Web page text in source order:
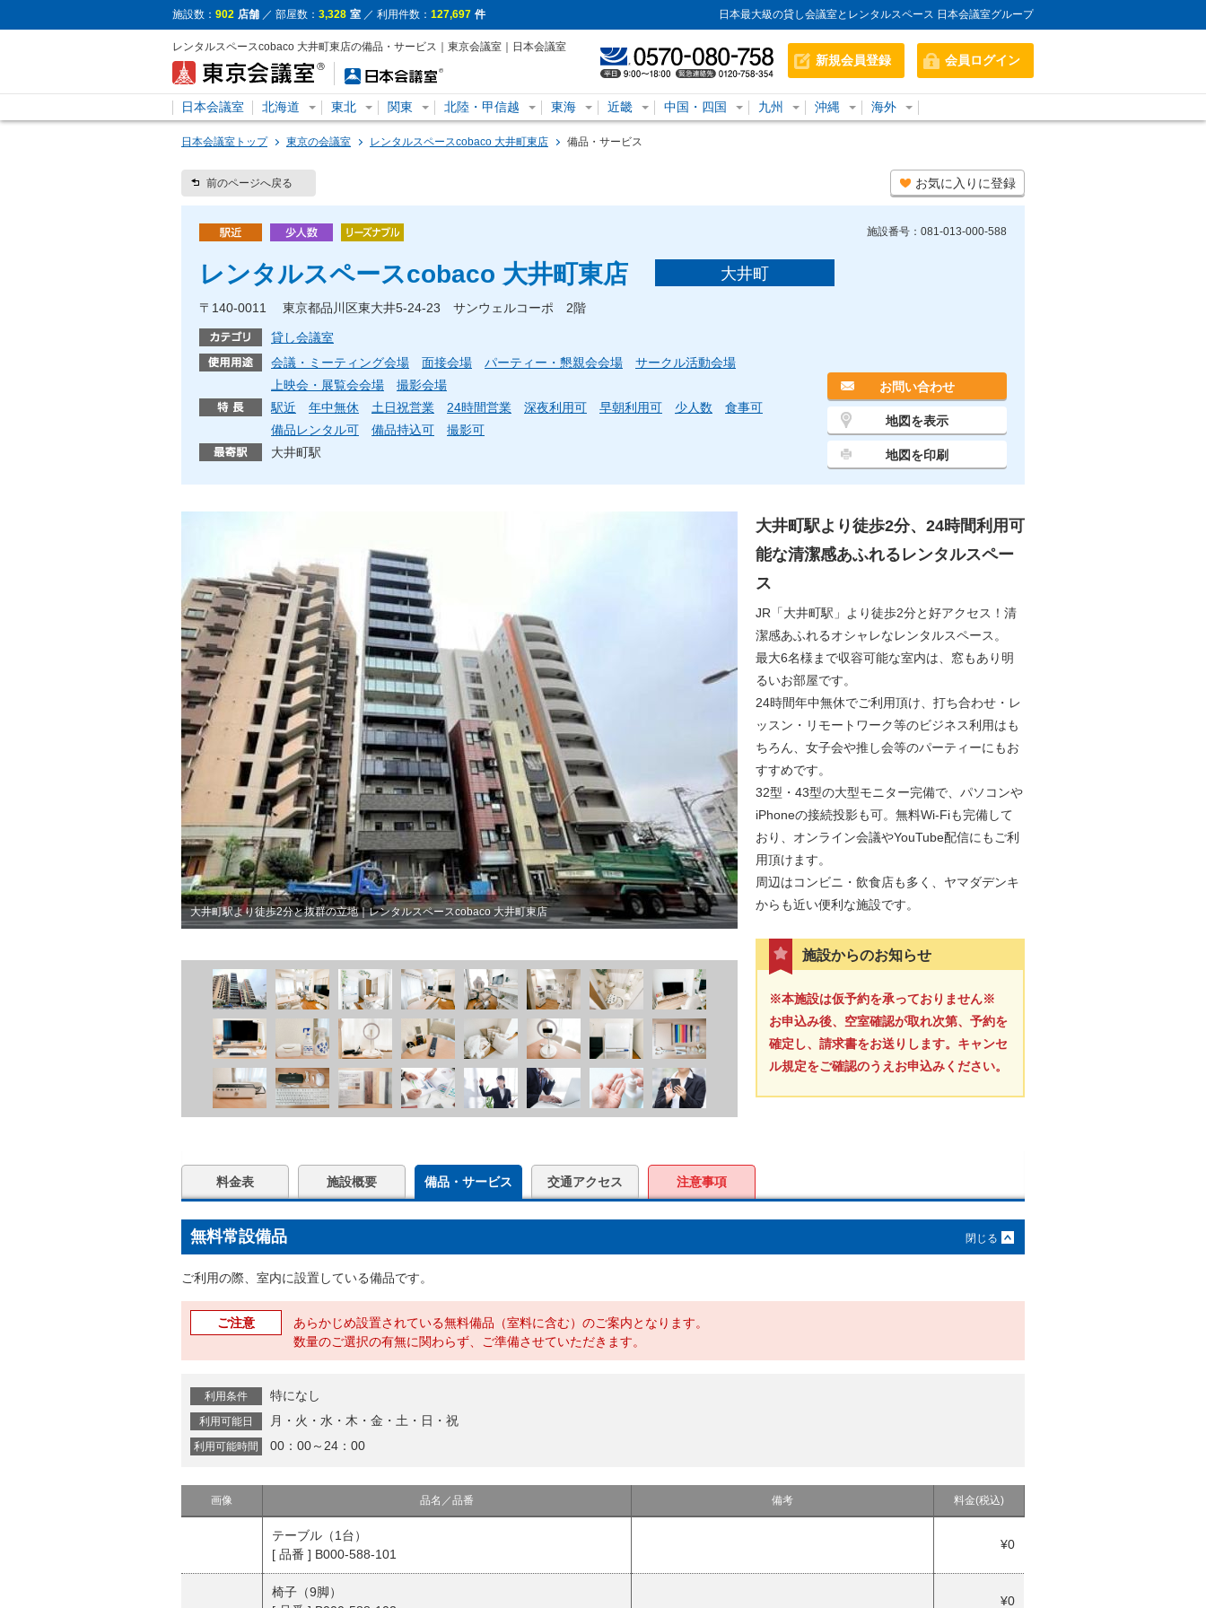
施設数： 902 店舗 ／ 部屋数： 3,328 室 ／ 利用件数： 127,697 件 日本最大級の貸し会議室とレンタルスペース 日本会議室グループ
レンタルスペースcobaco 大井町東店の備品・サービス｜東京会議室｜日本会議室
新規会員登録 会員ログイン
日本会議室 北海道 東北 関東 北陸・甲信越 東海 近畿 中国・四国 九州 沖縄 海外
日本会議室トップ 東京の会議室 レンタルスペースcobaco 大井町東店 備品・サービス
前のページへ戻る お気に入りに登録
施設番号：081-013-000-588
レンタルスペースcobaco 大井町東店 大井町
〒140-0011 東京都品川区東大井5-24-23 サンウェルコーポ 2階
貸し会議室
会議・ミーティング会場
面接会場 パーティー・懇親会会場
サークル活動会場
上映会・展覧会会場
撮影会場
駅近
年中無休 土日祝営業 24時間営業 深夜利用可 早朝利用可 少人数
食事可
備品レンタル可
備品持込可
撮影可
大井町駅
お問い合わせ
地図を表示
地図を印刷
大井町駅より徒歩2分と抜群の立地｜レンタルスペースcobaco 大井町東店
大井町駅より徒歩2分、24時間利用可
能な清潔感あふれるレンタルスペー
ス
JR「大井町駅」より徒歩2分と好アクセス！清
潔感あふれるオシャレなレンタルスペース。
最大6名様まで収容可能な室内は、窓もあり明
るいお部屋です。
24時間年中無休でご利用頂け、打ち合わせ・レ
ッスン・リモートワーク等のビジネス利用はも
ちろん、女子会や推し会等のパーティーにもお
すすめです。
32型・43型の大型モニター完備で、パソコンや
iPhoneの接続投影も可。無料Wi-Fiも完備して
おり、オンライン会議やYouTube配信にもご利
用頂けます。
周辺はコンビニ・飲食店も多く、ヤマダデンキ
からも近い便利な施設です。
施設からのお知らせ
※本施設は仮予約を承っておりません※
お申込み後、空室確認が取れ次第、予約を
確定し、請求書をお送りします。キャンセ
ル規定をご確認のうえお申込みください。
料金表 施設概要 備品・サービス 交通アクセス 注意事項
無料常設備品
ご利用の際、室内に設置している備品です。
ご注意
あらかじめ設置されている無料備品（室料に含む）のご案内となります。
数量のご選択の有無に関わらず、ご準備させていただきます。
利用条件 特になし
利用可能日 月・火・水・木・金・土・日・祝
利用可能時間 00：00～24：00
画像 品名／品番 備考 料金(税込)
テーブル（1台）
[ 品番 ] B000-588-101
¥0
椅子（9脚）
¥0